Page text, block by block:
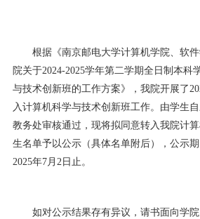
根据《南京邮电大学计算机学院、软
院关于2024-2025学年第二学期全日制本科
与技术创新班的工作方案》，我院开展了
入计算机科学与技术创新班工作。由学生
教务处审核通过，现将拟同意转入我院计
生名单予以公示（具体名单附后），公示期
2025年7月 2日止。
如对公示结果存有异议，请书面向学